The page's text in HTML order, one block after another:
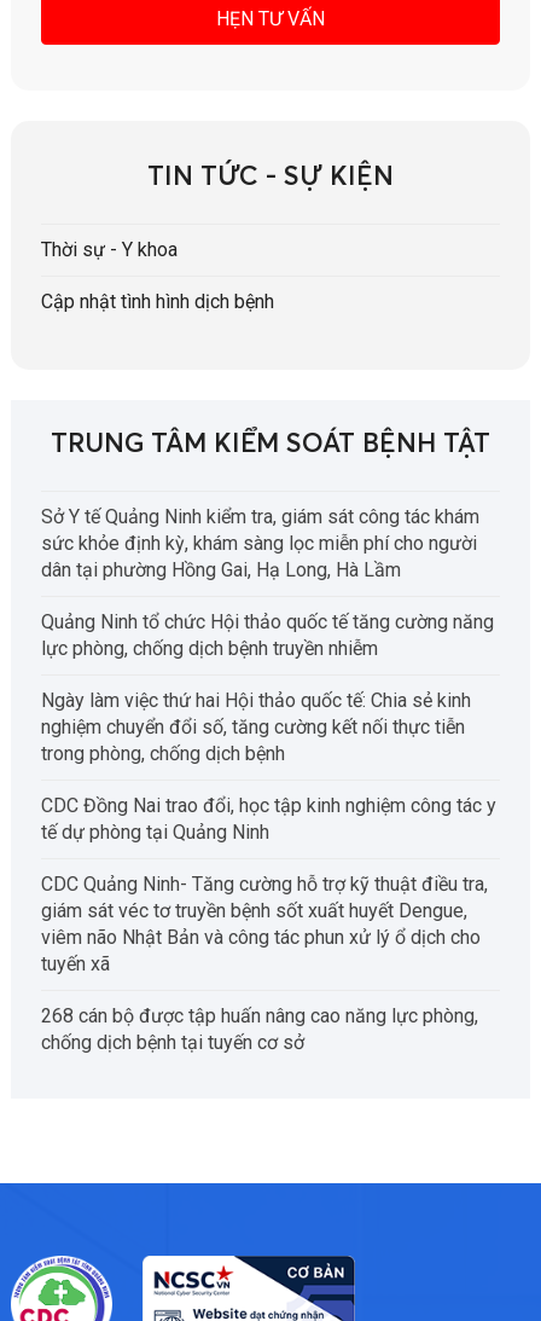
TIN TỨC - SỰ KIỆN
Thời sự - Y khoa
Cập nhật tình hình dịch bệnh
TRUNG TÂM KIỂM SOÁT BỆNH TẬT
Sở Y tế Quảng Ninh kiểm tra, giám sát công tác khám
sức khỏe định kỳ, khám sàng lọc miễn phí cho người
dân tại phường Hồng Gai, Hạ Long, Hà Lầm
Quảng Ninh tổ chức Hội thảo quốc tế tăng cường năng
lực phòng, chống dịch bệnh truyền nhiễm
Ngày làm việc thứ hai Hội thảo quốc tế: Chia sẻ kinh
nghiệm chuyển đổi số, tăng cường kết nối thực tiễn
trong phòng, chống dịch bệnh
CDC Đồng Nai trao đổi, học tập kinh nghiệm công tác y
tế dự phòng tại Quảng Ninh
CDC Quảng Ninh- Tăng cường hỗ trợ kỹ thuật điều tra,
giám sát véc tơ truyền bệnh sốt xuất huyết Dengue,
viêm não Nhật Bản và công tác phun xử lý ổ dịch cho
tuyến xã
268 cán bộ được tập huấn nâng cao năng lực phòng,
chống dịch bệnh tại tuyến cơ sở